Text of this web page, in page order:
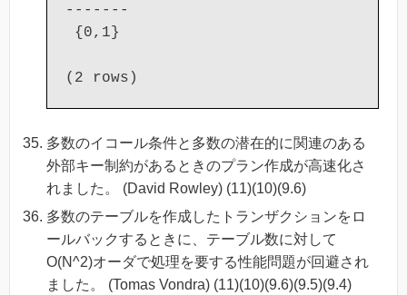
-------
{0,1}
多数のイコール条件と多数の潜在的に関連のある
外部キー制約があるときのプラン作成が高速化さ
れました。 (David Rowley) (11)(10)(9.6)
多数のテーブルを作成したトランザクションをロ
ールバックするときに、テーブル数に対して
O(N^2)オーダで処理を要する性能問題が回避され
ました。 (Tomas Vondra) (11)(10)(9.6)(9.5)(9.4)